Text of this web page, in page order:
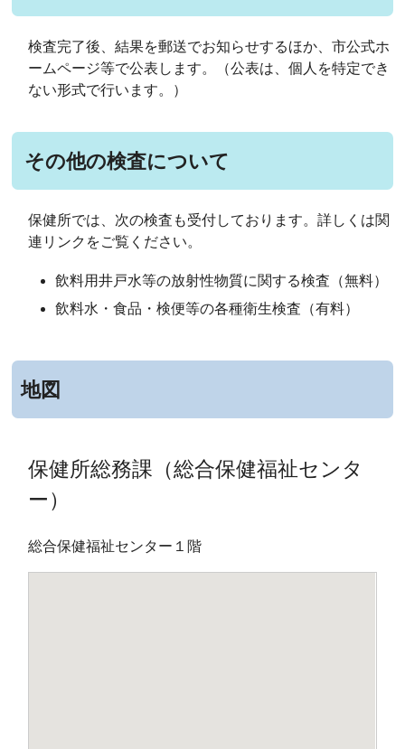
検査完了後、結果を郵送でお知らせするほか、市公式ホ
ームページ等で公表します。（公表は、個人を特定でき
ない形式で行います。）
その他の検査について
保健所では、次の検査も受付しております。詳しくは関
連リンクをご覧ください。
飲料用井戸水等の放射性物質に関する検査（無料）
飲料水・食品・検便等の各種衛生検査（有料）
地図
保健所総務課（総合保健福祉センタ
ー）
総合保健福祉センター１階